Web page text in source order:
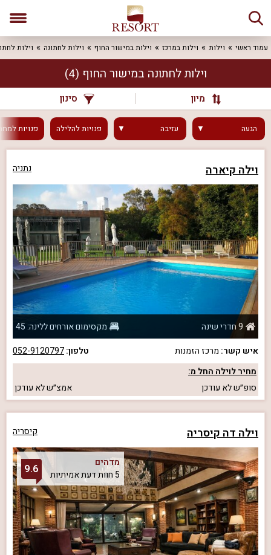
עמוד ראשי וילות וילות במרכז וילות במישור החוף וילות לחתונה וילות
וילות לחתונה במישור החוף (4)
מיון סינון
הגעה עזיבה פנויותלהלילה פנויות
וילה קיארה נתניה
9 חדרי שינה
מקסימום אורחים ללינה: 45
איש קשר: מרכז הזמנות טלפון:052-9120797
מחיר לוילה החל מ:
סופ״שלא עודכן אמצ״שלא עודכן
וילה דה קיסריה קיסריה
מדהים
5 חוות דעת אמיתיות
9.6